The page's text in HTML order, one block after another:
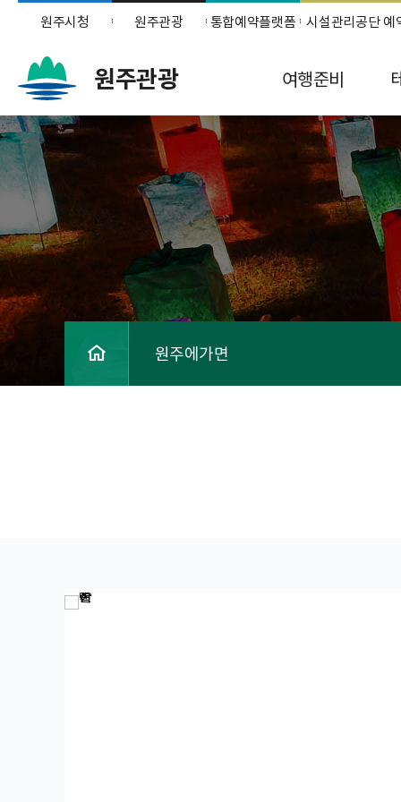
원주시청 원주관광 통합예약플랫폼 시설관리공단 예
원주관광 여행준비
원주에가면